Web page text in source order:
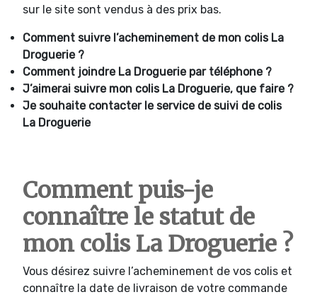
sur le site sont vendus à des prix bas.
Comment suivre l’acheminement de mon colis La
Droguerie ?
Comment joindre La Droguerie par téléphone ?
J’aimerai suivre mon colis La Droguerie, que faire ?
Je souhaite contacter le service de suivi de colis
La Droguerie
Comment puis-je
connaître le statut de
mon colis La Droguerie ?
Vous désirez suivre l’acheminement de vos colis et
connaître la date de livraison de votre commande